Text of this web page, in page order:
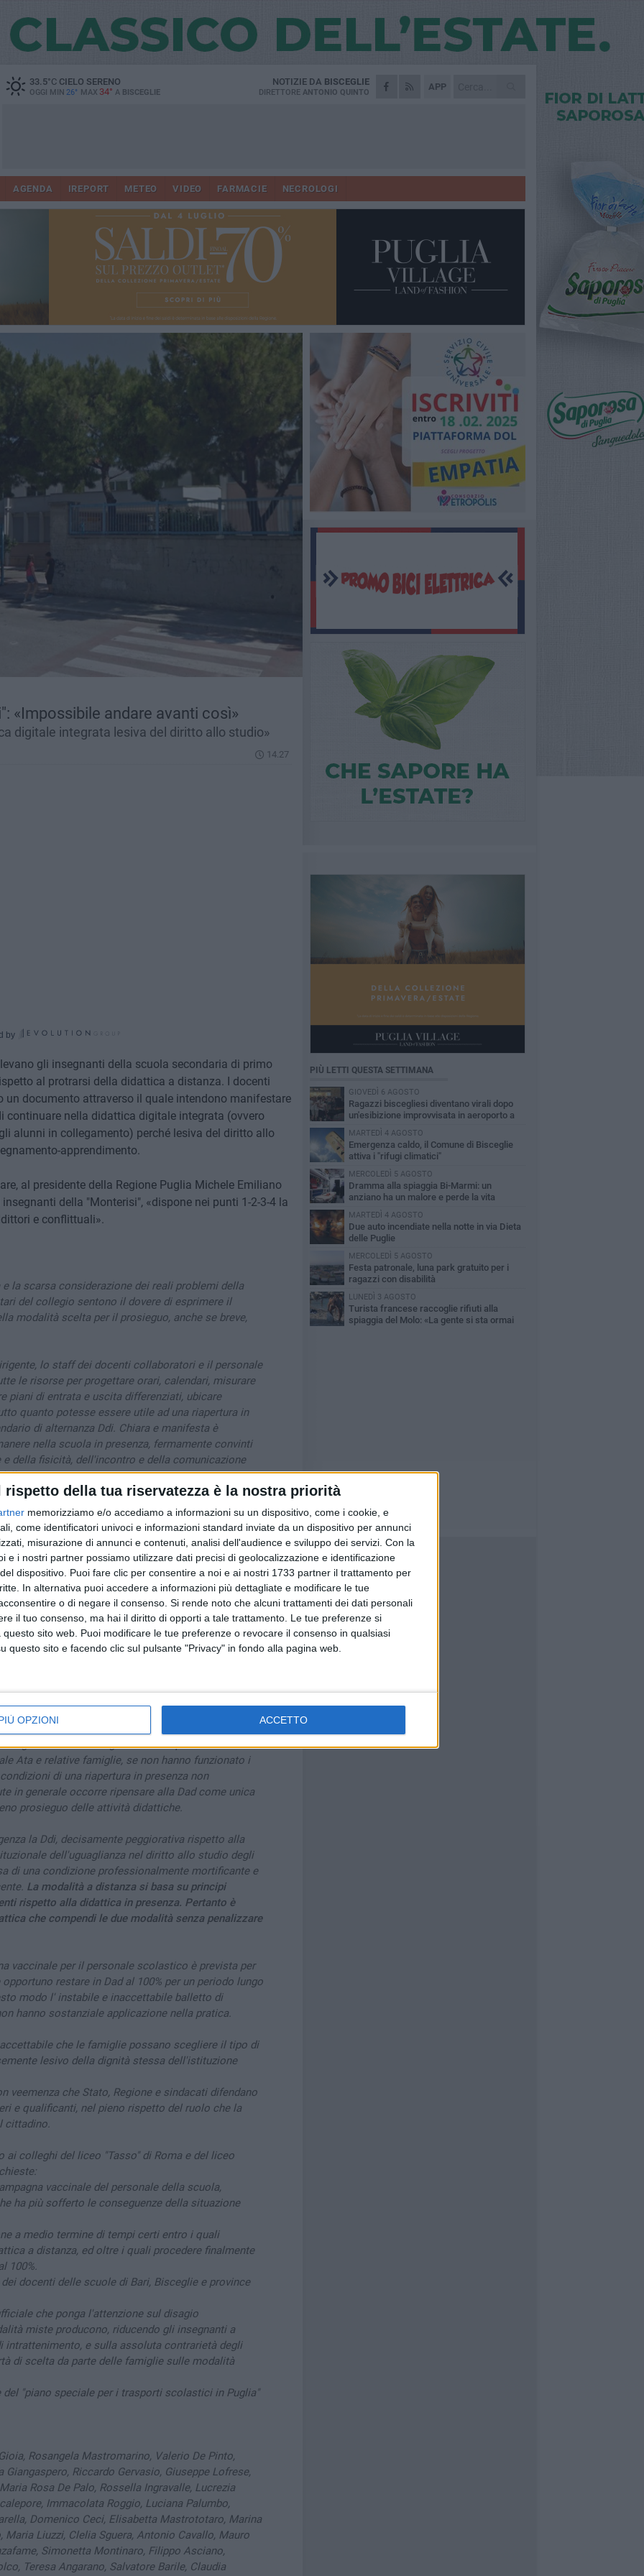
rispetto della tua riservatezza è la nostra priorità
memorizziamo e/o accediamo a informazioni su un dispositivo, come i cookie, e
come identificatori univoci e informazioni standard inviate da un dispositivo per annunci
misurazione di annunci e contenuti, analisi dell'audience e sviluppo dei servizi. Con la
e i nostri partner possiamo utilizzare dati precisi di geolocalizzazione e identificazione
dispositivo. Puoi fare clic per consentire a noi e ai nostri 1733 partner il trattamento per
In alternativa puoi accedere a informazioni più dettagliate e modificare le tue
o di negare il consenso. Si rende noto che alcuni trattamenti dei dati personali
il tuo consenso, ma hai il diritto di opporti a tale trattamento. Le tue preferenze si
sito web. Puoi modificare le tue preferenze o revocare il consenso in qualsiasi
questo sito e facendo clic sul pulsante "Privacy" in fondo alla pagina web.
OPZIONI ACCETTO
33.5°CCIELO SERENO
OGGI MIN 26° MAX 34° A BISCEGLIE
APP
NOTIZIE DA BISCEGLIE
DIRETTORE ANTONIO QUINTO
AGENDA IREPORT METEO VIDEO FARMACIE NECROLOGI
«Impossibile andare avanti così»
digitale integrata lesiva del diritto allo studio»
14.27
by
gli insegnanti della scuola secondaria di primo
al protrarsi della didattica a distanza. I docenti
documento attraverso il quale intendono manifestare
nella didattica digitale integrata (ovvero
alunni in collegamento) perché lesiva del diritto allo
apprendimento.
al presidente della Regione Puglia Michele Emiliano
della "Monterisi", «dispone nei punti 1-2-3-4 la
e conflittuali».
la scarsa considerazione dei reali problemi della
del collegio sentono il dovere di esprimere il
modalità scelta per il prosieguo, anche se breve,
lo staff dei docenti collaboratori e il personale
le risorse per progettare orari, calendari, misurare
piani di entrata e uscita differenziati, ubicare
quanto potesse essere utile ad una riapertura in
di alternanza Ddi. Chiara e manifesta è
nella scuola in presenza, fermamente convinti
della fisicità, dell'incontro e della comunicazione
presenza.
negativo a queste incontrovertibili priorità
come la forza del virus stesse mettendo a dura
disposti dalla scuola.
i docenti firmatari ritengono necessario
Governative (Stato e Regione) un
riapertura delle scuole per garantire l'offerta didattica
della pandemia non hanno dato i risultati
ondata, i docenti firmatari chiedono una
questione scuola.
si ritorni in sicurezza in classe, se si è in grado di
il contagio in modo efficace, non c'è motivo di
didattica digitale integrata con la relativa
la frequenza o la didattica a distanza.
è tale da non garantire il rispetto della salute
Ata e relative famiglie, se non hanno funzionato i
di una riapertura in presenza non
in generale occorre ripensare alla Dad come unica
prosieguo delle attività didattiche.
la Ddi, decisamente peggiorativa rispetto alla
dell'uguaglianza nel diritto allo studio degli
di una condizione professionalmente mortificante e
La modalità a distanza si basa su principi
rispetto alla didattica in presenza. Pertanto è
che compendi le due modalità senza penalizzare
vaccinale per il personale scolastico è prevista per
restare in Dad al 100% per un periodo lungo
modo l' instabile e inaccettabile balletto di
hanno sostanziale applicazione nella pratica.
che le famiglie possano scegliere il tipo di
lesivo della dignità stessa dell'istituzione
veemenza che Stato, Regione e sindacati difendano
e qualificanti, nel pieno rispetto del ruolo che la
cittadino.
ai colleghi del liceo "Tasso" di Roma e del liceo
vaccinale del personale della scuola,
ha più sofferto le conseguenze della situazione
a medio termine di tempi certi entro i quali
a distanza, ed oltre i quali procedere finalmente
100%.
docenti delle scuole di Bari, Bisceglie e province
che ponga l'attenzione sul disagio
miste producono, riducendo gli insegnanti a
e sulla assoluta contrarietà degli
di scelta da parte delle famiglie sulle modalità
"piano speciale per i trasporti scolastici in Puglia"
Rosangela Mastromarino, Valerio De Pinto,
Riccardo Gervasio, Giuseppe Lofrese,
Rosa De Palo, Rossella Ingravalle, Lucrezia
Immacolata Roggio, Luciana Palumbo,
Domenico Ceci, Elisabetta Mastrototaro, Marina
Liuzzi, Clelia Sguera, Antonio Cavallo, Mauro
Simonetta Montinaro, Filippo Asciano,
Teresa Angarano, Salvatore Barile, Claudia
PIÙ LETTI QUESTA SETTIMANA
GIOVEDÌ 6 AGOSTO
Ragazzi biscegliesi diventano virali dopo
un'esibizione improvvisata in aeroporto a
Roma-Fiumicino
MARTEDÌ 4 AGOSTO
Emergenza caldo, il Comune di Bisceglie
attiva i "rifugi climatici"
MERCOLEDÌ 5 AGOSTO
Dramma alla spiaggia Bi-Marmi: un
anziano ha un malore e perde la vita
MARTEDÌ 4 AGOSTO
Due auto incendiate nella notte in via Dieta
delle Puglie
MERCOLEDÌ 5 AGOSTO
Festa patronale, luna park gratuito per i
ragazzi con disabilità
LUNEDÌ 3 AGOSTO
Turista francese raccoglie rifiuti alla
spiaggia del Molo: «La gente si sta ormai